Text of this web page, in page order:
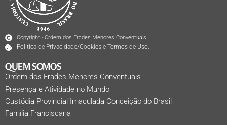
Copyright - Ordem dos Frades Menores Conventuais
Política de Privacidade/Cookies e Termos de Uso.
QUEM SOMOS
Ordem dos Frades Menores Conventuais
Presença e Atividade no Mundo
Custódia Provincial Imaculada Conceição do Brasil
Família Franciscana